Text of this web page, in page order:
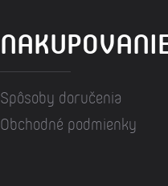
Spôsoby doručenia
Obchodné podmienky